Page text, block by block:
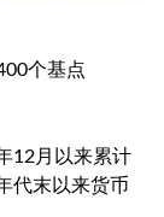
个基点
12月以来累计
代末以来货币